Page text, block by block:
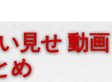
見せ 動画
め